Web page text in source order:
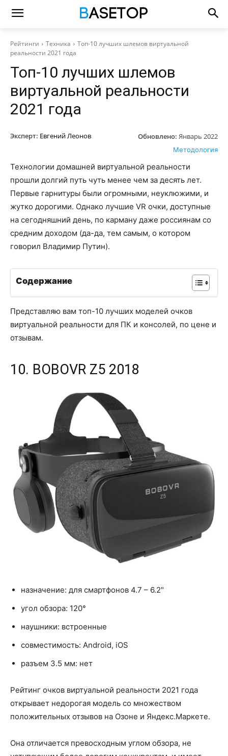
Рейтинги Техника
Топ-10 лучших шлемов виртуальной
реальности 2021 года
Топ-10 лучших шлемов
виртуальной реальности
2021 года
Эксперт: Евгений Леонов Обновлено: Январь 2022
Методология
Технологии домашней виртуальной реальности
прошли долгий путь чуть менее чем за десять лет.
Первые гарнитуры были огромными, неуклюжими, и
жутко дорогими. Однако лучшие VR очки, доступные
на сегодняшний день, по карману даже россиянам со
средним доходом (да-да, тем самым, о котором
говорил Владимир Путин).
Содержание
Представляю вам топ-10 лучших моделей очков
виртуальной реальности для ПК и консолей, по цене и
отзывам.
10. BOBOVR Z5 2018
назначение: для смартфонов 4.7 – 6.2"
угол обзора: 120°
наушники: встроенные
совместимость: Android, iOS
разъем 3.5 мм: нет
Рейтинг очков виртуальной реальности 2021 года
открывает недорогая модель со множеством
положительных отзывов на Озоне и Яндекс.Маркете.
Она отличается превосходным углом обзора, не